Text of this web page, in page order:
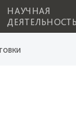
НАУЧНАЯ
ДЕЯТЕЛЬНОСТЬ